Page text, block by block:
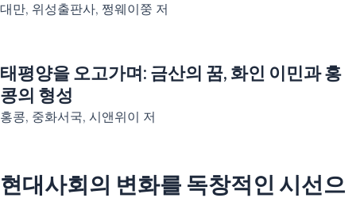
대만, 위성출판사, 쩡웨이쭝 저
태평양을 오고가며: 금산의 꿈, 화인 이민과 홍
콩의 형성
홍콩, 중화서국, 시앤위이 저
현대사회의 변화를 독창적인 시선으